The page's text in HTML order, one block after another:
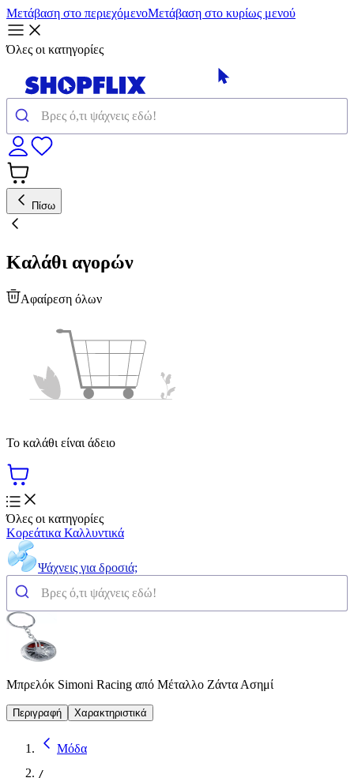
Μετάβαση στο περιεχόμενοΜετάβαση στο κυρίως μενού
Όλες οι κατηγορίες
Πίσω
Καλάθι αγορών
Αφαίρεση όλων
Το καλάθι είναι άδειο
Όλες οι κατηγορίες
Κορεάτικα Καλλυντικά
Ψάχνεις για δροσιά;
Μπρελόκ Simoni Racing από Μέταλλο Ζάντα Ασημί
Περιγραφή Χαρακτηριστικά
Μόδα
/